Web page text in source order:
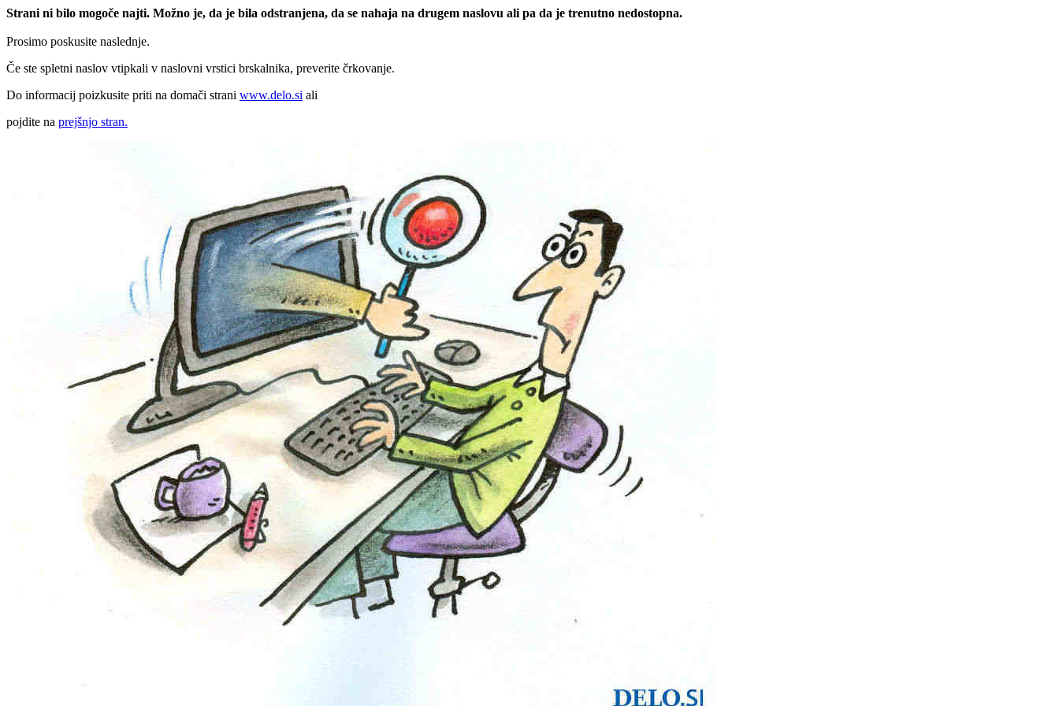
Strani ni bilo mogoče najti. Možno je, da je bila odstranjena, da se nahaja na drugem naslovu ali pa da je trenutno nedostopna.
Prosimo poskusite naslednje.
Če ste spletni naslov vtipkali v naslovni vrstici brskalnika, preverite črkovanje.
Do informacij poizkusite priti na domači strani www.delo.si ali
pojdite na prejšnjo stran.